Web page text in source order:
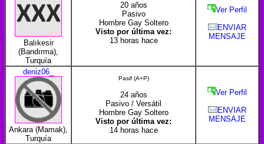
Balıkesir
(Bandırma),
Turquía
20 años
Pasivo
Hombre Gay Soltero
Visto por última vez:
13 horas hace
Ver Perfil
ENVIAR
MENSAJE
deniz06_
Ankara (Mamak),
Turquía
Pasif (A+P)
24 años
Pasivo / Versátil
Hombre Gay Soltero
Visto por última vez:
14 horas hace
Ver Perfil
ENVIAR
MENSAJE